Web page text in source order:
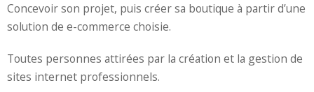
Concevoir son projet, puis créer sa boutique à partir d’une
solution de e-commerce choisie.
Toutes personnes attirées par la création et la gestion de
sites internet professionnels.